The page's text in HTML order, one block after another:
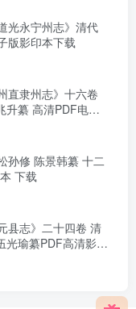
光永宁州志》清代
版影印本下载
直隶州志》十六卷
升纂 高清PDF电子
孙修 陈景韩纂 十二
下载
县志》二十四卷 清
光瑜纂PDF高清影印